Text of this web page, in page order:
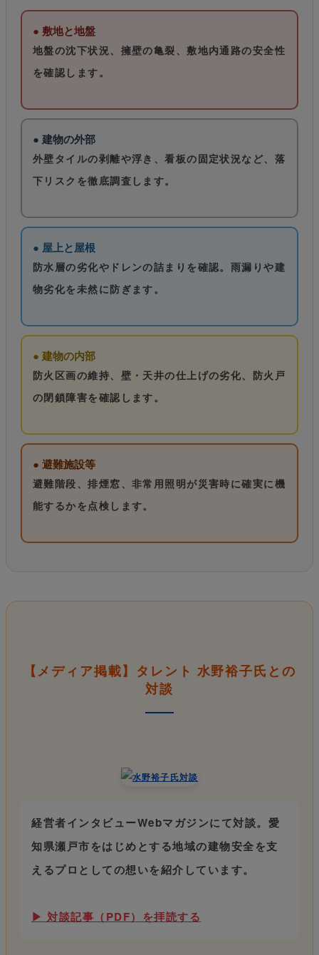
● 敷地と地盤
地盤の沈下状況、擁壁の亀裂、敷地内通路の安全性
を確認します。
● 建物の外部
外壁タイルの剥離や浮き、看板の固定状況など、落
下リスクを徹底調査します。
● 屋上と屋根
防水層の劣化やドレンの詰まりを確認。雨漏りや建
物劣化を未然に防ぎます。
● 建物の内部
防火区画の維持、壁・天井の仕上げの劣化、防火戸
の閉鎖障害を確認します。
● 避難施設等
避難階段、排煙窓、非常用照明が災害時に確実に機
能するかを点検します。
【メディア掲載】タレント 水野裕子氏との
対談
経営者インタビューWebマガジンにて対談。愛
知県瀬戸市をはじめとする地域の建物安全を支
えるプロとしての想いを紹介しています。
▶ 対談記事（PDF）を拝読する